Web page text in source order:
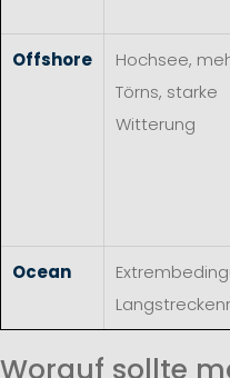
Offshore
Hochsee,
Törns, starke
Witterung
Ocean
Worauf sollte